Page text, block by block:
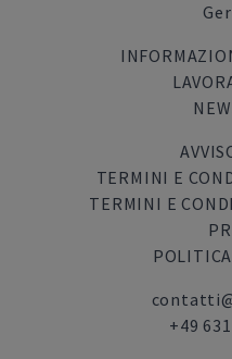
TERMINI E
TERMINI E
+49